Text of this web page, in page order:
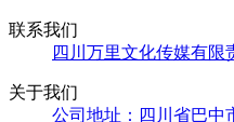
联系我们
四川万里文化传媒有限
关于我们
公司地址：四川省巴中